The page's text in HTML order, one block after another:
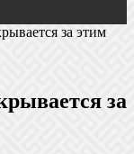
за этим
за